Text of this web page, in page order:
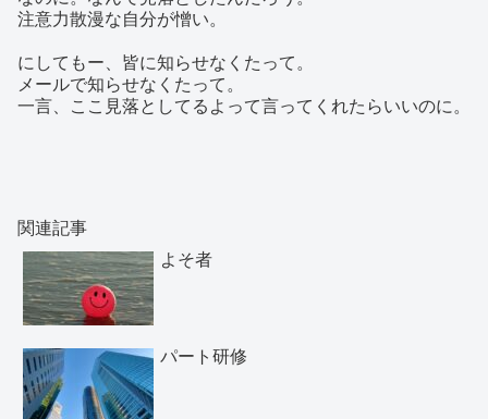
注意力散漫な自分が憎い。
にしてもー、皆に知らせなくたって。
メールで知らせなくたって。
一言、ここ見落としてるよって言ってくれたらいいのに。
関連記事
よそ者
パート研修